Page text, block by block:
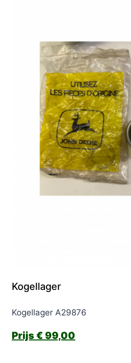
Kogellager
Kogellager A29876
€ 99,00